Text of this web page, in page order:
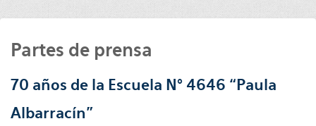
Partes de prensa
70 años de la Escuela N° 4646 “Paula
Albarracín”